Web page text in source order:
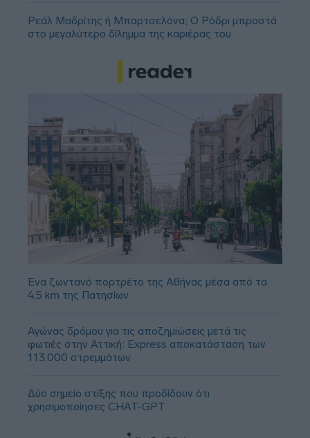
Ρεάλ Μαδρίτης ή Μπαρτσελόνα; Ο Ρόδρι μπροστά
στο μεγαλύτερο δίλημμα της καριέρας του
Ένα ζωντανό πορτρέτο της Αθήνας μέσα από τα
4,5 km της Πατησίων
Αγώνας δρόμου για τις αποζημιώσεις μετά τις
φωτιές στην Αττική: Express αποκατάσταση των
113.000 στρεμμάτων
Δύο σημείο στίξης που προδίδουν ότι
χρησιμοποίησες CHAT-GPT